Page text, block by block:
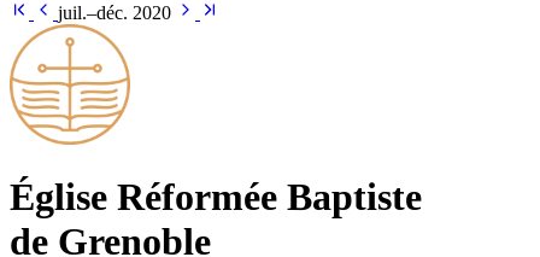
juil.–déc. 2020
Église Ré­for­mée Bap­tiste
de Grenoble